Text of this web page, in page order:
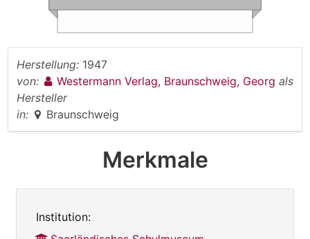
Herstellung: 1947
von:
Westermann Verlag, Braunschweig, Georg als
Hersteller
in:
Braunschweig
Merkmale
Institution: